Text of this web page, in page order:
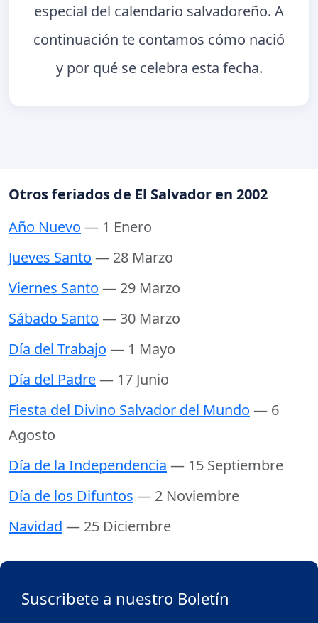
especial del calendario salvadoreño. A
continuación te contamos cómo nació
y por qué se celebra esta fecha.
Otros feriados de El Salvador en 2002
Año Nuevo — 1 Enero
Jueves Santo — 28 Marzo
Viernes Santo — 29 Marzo
Sábado Santo — 30 Marzo
Día del Trabajo — 1 Mayo
Día del Padre— 17 Junio
Fiesta del Divino Salvador del Mundo — 6
Agosto
Día de la Independencia — 15 Septiembre
Día de los Difuntos — 2 Noviembre
Navidad — 25 Diciembre
Suscribete a nuestro Boletín